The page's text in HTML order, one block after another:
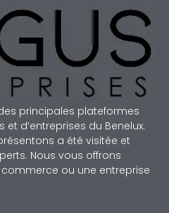
principales plateformes
d’entreprises du Benelux.
a été visitée et
Nous vous offrons
commerce ou une entreprise